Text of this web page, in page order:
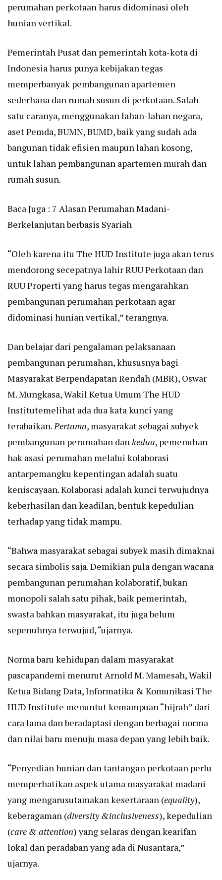
perumahan perkotaan harus didominasi oleh
hunian vertikal.
Pemerintah Pusat dan pemerintah kota-kota di
Indonesia harus punya kebijakan tegas
memperbanyak pembangunan apartemen
sederhana dan rumah susun di perkotaan. Salah
satu caranya, menggunakan lahan-lahan negara,
aset Pemda, BUMN, BUMD, baik yang sudah ada
bangunan tidak efisien maupun lahan kosong,
untuk lahan pembangunan apartemen murah dan
rumah susun.
Baca Juga : 7 Alasan Perumahan Madani-
Berkelanjutan berbasis Syariah
“Oleh karena itu The HUD Institute juga akan terus
mendorong secepatnya lahir RUU Perkotaan dan
RUU Properti yang harus tegas mengarahkan
pembangunan perumahan perkotaan agar
didominasi hunian vertikal,” terangnya.
Dan belajar dari pengalaman pelaksanaan
pembangunan perumahan, khususnya bagi
Masyarakat Berpendapatan Rendah (MBR), Oswar
M. Mungkasa, Wakil Ketua Umum The HUD
Institutemelihat ada dua kata kunci yang
terabaikan.Pertama, masyarakat sebagai subyek
pembangunan perumahan dankedua, pemenuhan
hak asasi perumahan melalui kolaborasi
antarpemangku kepentingan adalah suatu
keniscayaan. Kolaborasi adalah kunci terwujudnya
keberhasilan dan keadilan, bentuk kepedulian
terhadap yang tidak mampu.
“Bahwa masyarakat sebagai subyek masih dimaknai
secara simbolis saja. Demikian pula dengan wacana
pembangunan perumahan kolaboratif, bukan
monopoli salah satu pihak, baik pemerintah,
swasta bahkan masyarakat, itu juga belum
sepenuhnya terwujud, “ujarnya.
Norma baru kehidupan dalam masyarakat
pascapandemi menurut Arnold M. Mamesah, Wakil
Ketua Bidang Data, Informatika & Komunikasi The
HUD Institute menuntut kemampuan “hijrah” dari
cara lama dan beradaptasi dengan berbagai norma
dan nilai baru menuju masa depan yang lebih baik.
“Penyedian hunian dan tantangan perkotaan perlu
memperhatikan aspek utama masyarakat madani
yang mengarusutamakan kesertaraan (equality),
keberagaman (diversity &inclusiveness), kepedulian
(care & attention) yang selaras dengan kearifan
lokal dan peradaban yang ada di Nusantara,”
ujarnya.